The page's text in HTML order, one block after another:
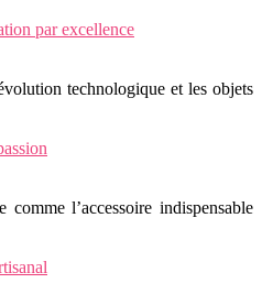
par excellence
technologique et les objets
comme l’accessoire indispensable